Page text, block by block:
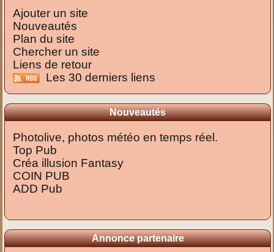
Ajouter un site
Nouveautés
Plan du site
Chercher un site
Liens de retour
Les 30 derniers liens
Nouveautés
Photolive, photos météo en temps réel.
Top Pub
Créa illusion Fantasy
COIN PUB
ADD Pub
Annonce partenaire